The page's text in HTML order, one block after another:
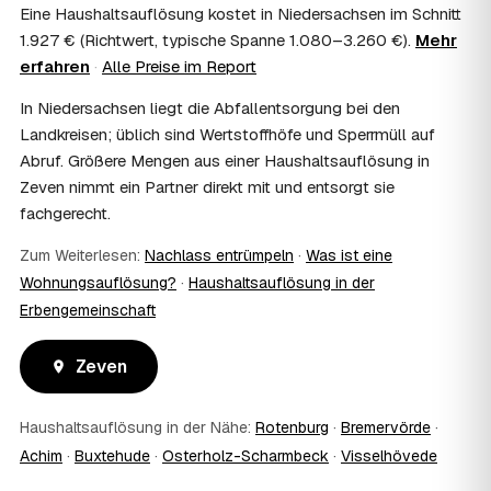
als Werbungskosten. Sie erhalten eine ordentliche
Rechnung als Beleg. Verbindlich klärt das Ihr
Steuerberater – wir liefern die nötigen Unterlagen.
sein?
Nein, Sie müssen nicht durchgängig anwesend sein. Viele
Erben übergeben in Zeven nur die Schlüssel und lassen
sich per Fotos auf dem Laufenden halten. Eine kurze
Übergabe zu Beginn und zur besenreinen Abnahme
09 Bekomme ich einen Entsorgungsnachweis?
Ja. Sie erhalten auf Wunsch einen Entsorgungs- bzw.
Verwertungsnachweis über die fachgerechte Entsorgung.
umweltgerecht und rechtssicher entsorgt wurde.
10
Wie schnell ist ein Termin in Zeven frei?
rund um Zeven auch kurzfristig. Den konkreten Termin
stimmt der Partner direkt mit Ihnen ab – Wunschtermine
Eine Haushaltsauflösung kostet in Niedersachsen im Schnitt
1.927 € (Richtwert, typische Spanne 1.080–3.260 €). Mehr
erfahren · Alle Preise im Report
In Niedersachsen liegt die Abfallentsorgung bei den
Landkreisen; üblich sind Wertstoffhöfe und Sperrmüll auf
Abruf. Größere Mengen aus einer Haushaltsauflösung in
Zeven nimmt ein Partner direkt mit und entsorgt sie
fachgerecht.
Zum Weiterlesen: Nachlass entrümpeln · Was ist eine
Wohnungsauflösung? · Haushaltsauflösung in der
Erbengemeinschaft
Zeven
Haushaltsauflösung in der Nähe: Rotenburg · Bremervörde ·
Achim · Buxtehude · Osterholz-Scharmbeck · Visselhövede